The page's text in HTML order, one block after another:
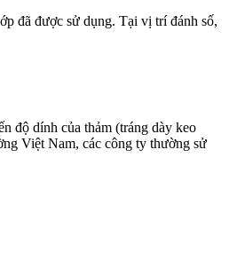
đã được sử dụng. Tại vị trí đánh số,
độ dính của thảm (tráng dày keo
Việt Nam, các công ty thường sử